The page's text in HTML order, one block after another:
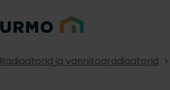
Radiaatorid ja vannitoaradiaatorid